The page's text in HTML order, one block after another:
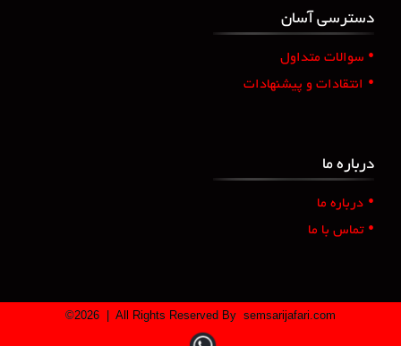
دسترسی آسان
• سوالات متداول
• انتقادات و پیشنهادات
درباره ما
• درباره ما
• تماس با ما
©2026 | All Rights Reserved By semsarijafari.com